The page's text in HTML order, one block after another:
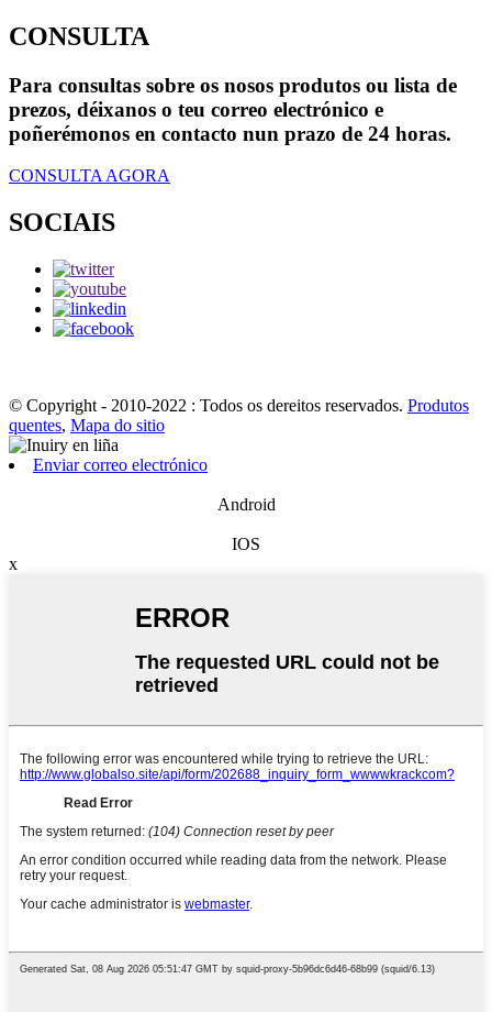
CONSULTA
Para consultas sobre os nosos produtos ou lista de
prezos, déixanos o teu correo electrónico e
poñerémonos en contacto nun prazo de 24 horas.
CONSULTA AGORA
SOCIAIS
© Copyright - 2010-2022 : Todos os dereitos reservados. Produtos
quentes, Mapa do sitio
Enviar correo electrónico
Android
IOS
x